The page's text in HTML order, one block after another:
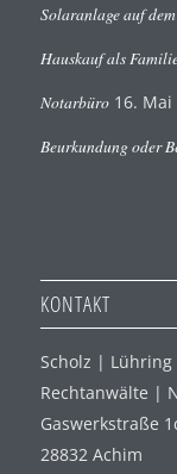
Solaranlage auf
Hauskauf als
Notarbüro 16. Mai
Beurkundung oder
KONTAKT
Scholz | Lühring
Rechtanwälte |
Gaswerkstraße
28832 Achim